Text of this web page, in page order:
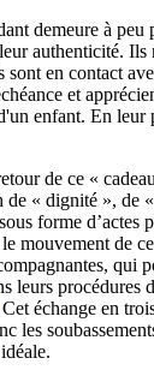
demeure à peu
authenticité. Ils
sont en contact
et
enfant. En leur
de ce «
« dignité », de
forme d’actes
mouvement de
qui
leurs procédures
Cet échange en
les